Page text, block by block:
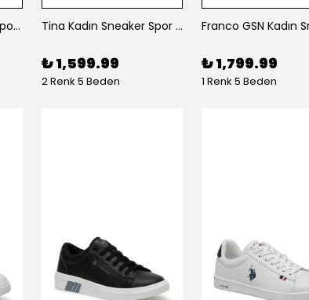
Linda Kadın Sneaker Spor Ayakkabı Tina Kadın Sneaker Spor Ayakkabı
₺ 1,599.99
2 Renk 5 Beden
₺ 1,799.99
1 Renk 5 Beden